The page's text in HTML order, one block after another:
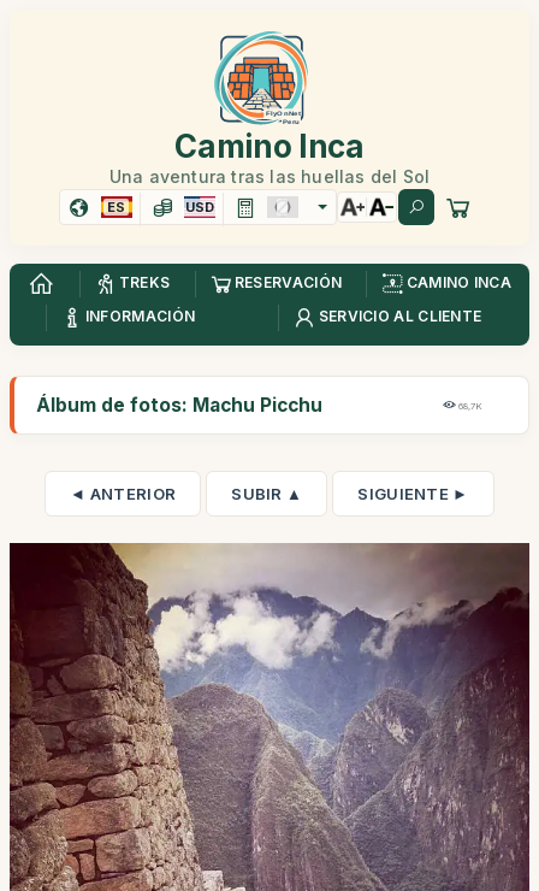
Camino Inca
Una aventura tras las huellas del Sol
ES USD
TREKS RESERVACIÓN
CAMINO INCA
INFORMACIÓN
SERVICIO AL CLIENTE
Álbum de fotos: Machu Picchu 68,7K
◄ ANTERIOR SUBIR ▲ SIGUIENTE ►